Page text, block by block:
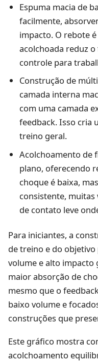
Espuma macia de
facilmente,
impacto. O rebote
acolchoada reduz
controle para
Construção de
camada interna
com uma camada
feedback. Isso cria
treino geral.
Acolchoamento de
plano, oferecendo
choque é baixa,
consistente, muitas
de contato leve
Para iniciantes, a
de treino e do objetivo
volume e alto impacto
maior absorção de
mesmo que o
baixo volume e
construções que
Este gráfico mostra
acolchoamento